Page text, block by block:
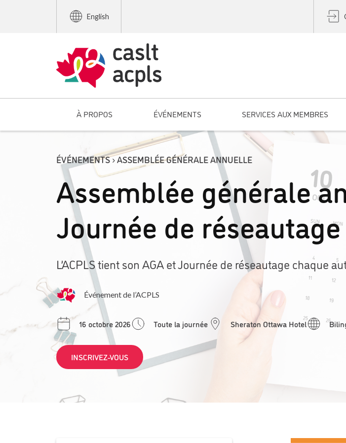
English
À PROPOS ÉVÉNEMENTS SERVICES AUX MEMBRES
ÉVÉNEMENTS › ASSEMBLÉE GÉNÉRALE ANNUELLE
Assemblée générale
Journée de
L’ACPLS tient son AGA et Journée de réseautage chaque
Événement de l’ACPLS
16 octobre 2026 Toute la journée Sheraton Ottawa Hotel
INSCRIVEZ-VOUS